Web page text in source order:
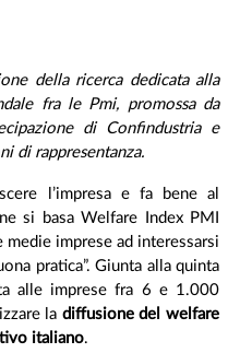
della ricerca dedicata alla
fra le Pmi, promossa da
di Confindustria e
di rappresentanza.
l’impresa e fa bene al
si basa Welfare Index PMI
imprese ad interessarsi
pratica”. Giunta alla quinta
alle imprese fra 6 e 1.000
la diffusione del welfare
italiano.